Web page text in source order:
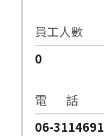
員工人數
0
電 話
06-3114691